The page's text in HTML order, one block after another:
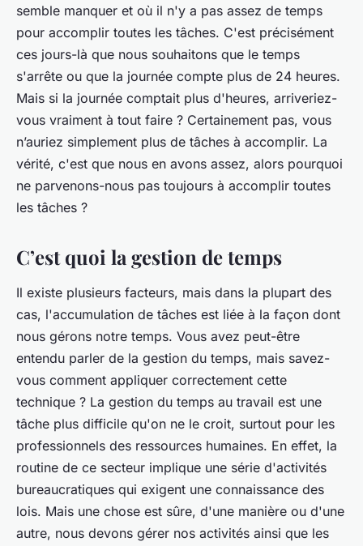
semble manquer et où il n'y a pas assez de temps
pour accomplir toutes les tâches. C'est précisément
ces jours-là que nous souhaitons que le temps
s'arrête ou que la journée compte plus de 24 heures.
Mais si la journée comptait plus d'heures, arriveriez-
vous vraiment à tout faire ? Certainement pas, vous
n’auriez simplement plus de tâches à accomplir. La
vérité, c'est que nous en avons assez, alors pourquoi
ne parvenons-nous pas toujours à accomplir toutes
les tâches ?
C’est quoi la gestion de temps
Il existe plusieurs facteurs, mais dans la plupart des
cas, l'accumulation de tâches est liée à la façon dont
nous gérons notre temps. Vous avez peut-être
entendu parler de la gestion du temps, mais savez-
vous comment appliquer correctement cette
technique ? La gestion du temps au travail est une
tâche plus difficile qu'on ne le croit, surtout pour les
professionnels des ressources humaines. En effet, la
routine de ce secteur implique une série d'activités
bureaucratiques qui exigent une connaissance des
lois. Mais une chose est sûre, d'une manière ou d'une
autre, nous devons gérer nos activités ainsi que les